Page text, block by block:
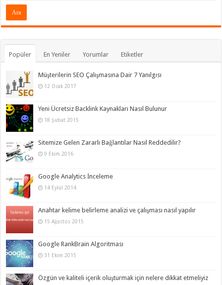
Popüler En Yeniler Yorumlar Etiketler
Müşterilerin SEO Çalışmasına Dair 7 Yanılgısı
12 Ocak 2017
Yeni Ücretsiz Backlink Kaynakları Nasıl Bulunur
18 Şubat 2015
Sitemize Gelen Zararlı Bağlantılar Nasıl Reddedilir?
9 Ekim 2016
Google Analytics İnceleme
14 Eylül 2014
Anahtar kelime belirleme analizi ve çalışması nasıl yapılır
15 Ağustos 2015
Google RankBrain Algoritması
31 Ekim 2015
Özgün ve kaliteli içerik oluşturmak için nelere dikkat etmeliyiz